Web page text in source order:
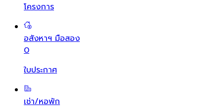
โครงการ
อสังหาฯ มือสอง
0
ใบประกาศ
เช่า/หอพัก